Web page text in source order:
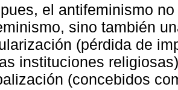
el antifeminismo
sino también
(pérdida de
instituciones
(concebidos